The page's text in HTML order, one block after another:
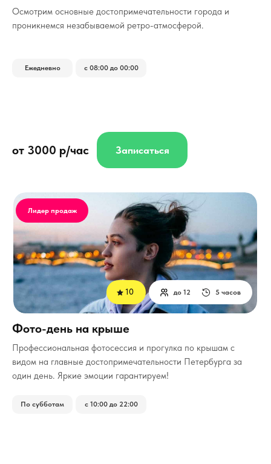
Профессиональная фотосессия и прогулка по крышам с
видом на главные достопримечательности Петербурга за
один день. Яркие эмоции гарантируем!
5 часов
до 12
По субботам с 10:00 до 22:00
Лидер продаж
Фото-день на крыше
10
Осмотрим основные достопримечательности города и
проникнемся незабываемой ретро-атмосферой.
от 3000 р/час
Ежедневно с 08:00 до 00:00
Записаться